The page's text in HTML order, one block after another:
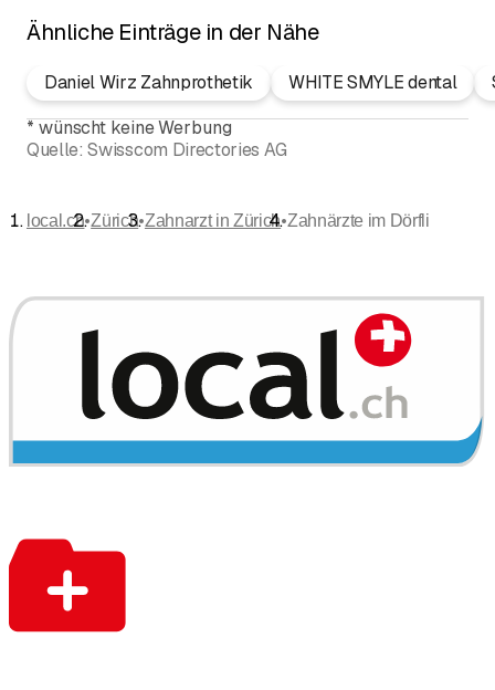
Ähnliche Einträge in der Nähe
Daniel Wirz Zahnprothetik WHITE SMYLE dental
*wünscht keine Werbung
Quelle: Swisscom Directories AG
local.ch•Zürich•Zahnarzt in Zürich•Zahnärzte im Dörfli